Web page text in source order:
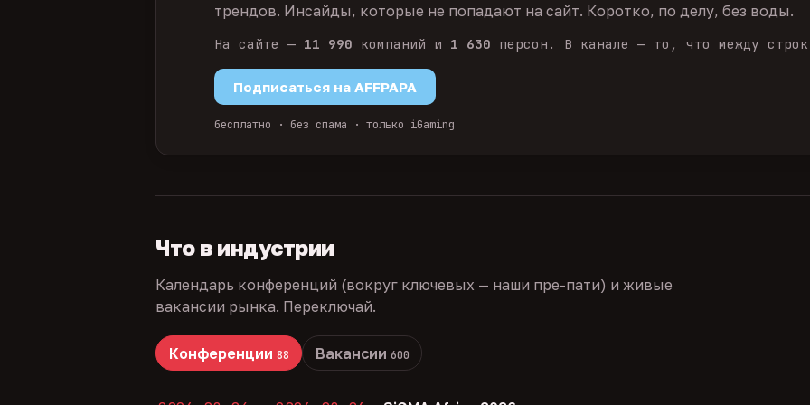
трендов. Инсайды, которые не попадают на сайт. Коротко, по делу, без воды.
На сайте — 11 990 компаний и 1 630 персон. В канале — то, что между
Подписаться на AFFPAPA
бесплатно · без спама · только iGaming
Что в индустрии
Календарь конференций (вокруг ключевых — наши пре-пати) и живые
вакансии рынка. Переключай.
Конференции 88 Вакансии 600